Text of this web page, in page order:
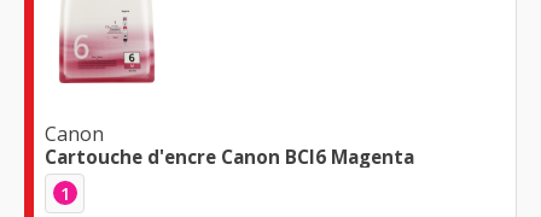
Canon
Cartouche d'encre Canon BCI6 Magenta
1